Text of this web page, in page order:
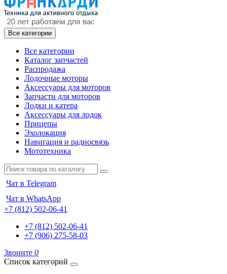
Все категории
Все категории
Каталог запчастей
Распродажа
Лодочные моторы
Аксессуары для моторов
Запчасти для моторов
Лодки и катера
Аксессуары для лодок
Прицепы
Эхолокация
Навигация и радиосвязь
Мототехника
Чат в Telegram
Чат в WhatsApp
+7 (812) 502-06-41
+7 (812) 502-06-41
+7 (906) 275-58-03
Звоните 0
Список категорий